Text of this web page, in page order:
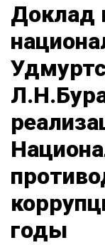
Доклад
годы